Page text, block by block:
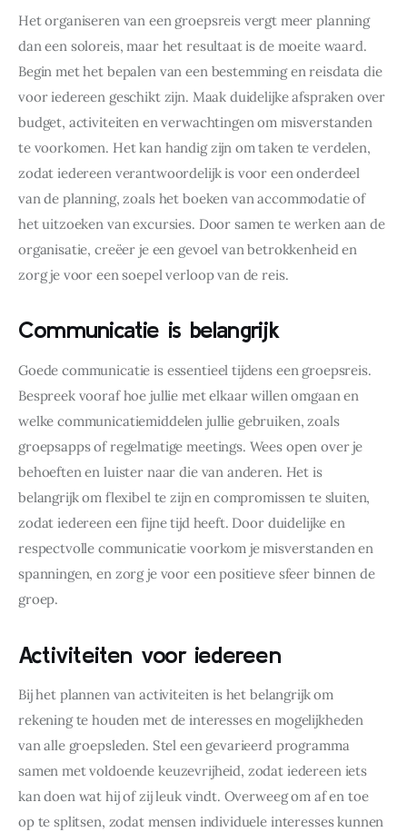
Het organiseren van een groepsreis vergt meer planning
dan een soloreis, maar het resultaat is de moeite waard.
Begin met het bepalen van een bestemming en reisdata die
voor iedereen geschikt zijn. Maak duidelijke afspraken over
budget, activiteiten en verwachtingen om misverstanden
te voorkomen. Het kan handig zijn om taken te verdelen,
zodat iedereen verantwoordelijk is voor een onderdeel
van de planning, zoals het boeken van accommodatie of
het uitzoeken van excursies. Door samen te werken aan de
organisatie, creëer je een gevoel van betrokkenheid en
zorg je voor een soepel verloop van de reis.
Communicatie is belangrijk
Goede communicatie is essentieel tijdens een groepsreis.
Bespreek vooraf hoe jullie met elkaar willen omgaan en
welke communicatiemiddelen jullie gebruiken, zoals
groepsapps of regelmatige meetings. Wees open over je
behoeften en luister naar die van anderen. Het is
belangrijk om flexibel te zijn en compromissen te sluiten,
zodat iedereen een fijne tijd heeft. Door duidelijke en
respectvolle communicatie voorkom je misverstanden en
spanningen, en zorg je voor een positieve sfeer binnen de
groep.
Activiteiten voor iedereen
Bij het plannen van activiteiten is het belangrijk om
rekening te houden met de interesses en mogelijkheden
van alle groepsleden. Stel een gevarieerd programma
samen met voldoende keuzevrijheid, zodat iedereen iets
kan doen wat hij of zij leuk vindt. Overweeg om af en toe
op te splitsen, zodat mensen individuele interesses kunnen